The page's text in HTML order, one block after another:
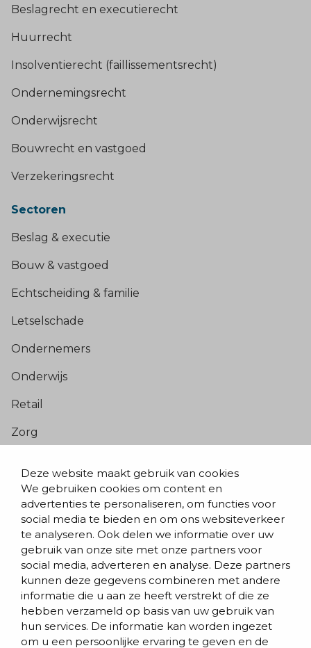
Deze website maakt gebruik van cookies
We gebruiken cookies om content en
advertenties te personaliseren, om functies voor
social media te bieden en om ons websiteverkeer
te analyseren. Ook delen we informatie over uw
gebruik van onze site met onze partners voor
social media, adverteren en analyse. Deze partners
kunnen deze gegevens combineren met andere
informatie die u aan ze heeft verstrekt of die ze
hebben verzameld op basis van uw gebruik van
hun services. De informatie kan worden ingezet
om u een persoonlijke ervaring te geven en de
Beslagrecht en executierecht
Huurrecht
Insolventierecht (faillissementsrecht)
Ondernemingsrecht
Onderwijsrecht
Bouwrecht en vastgoed
Verzekeringsrecht
Sectoren
Beslag & executie
Bouw & vastgoed
Echtscheiding & familie
Letselschade
Ondernemers
Onderwijs
Retail
Zorg
Blogs & nieuws
Contact
Evenementen
Team
Werken bij BVD